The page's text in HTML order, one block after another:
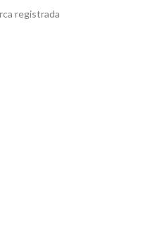
registrada